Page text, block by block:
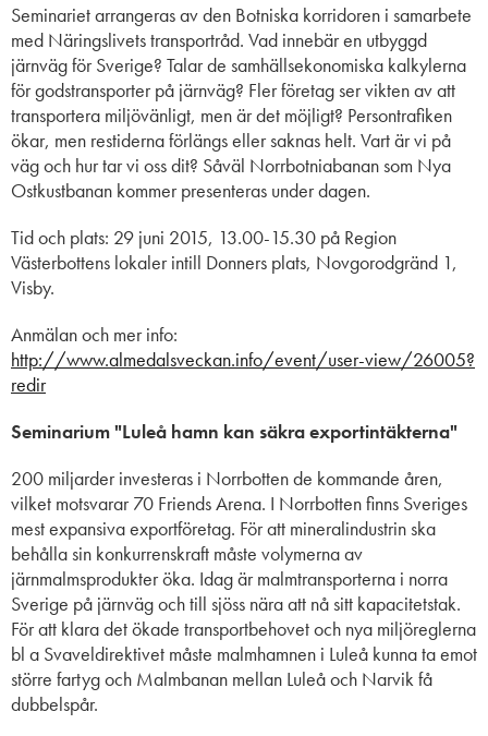
Seminariet arrangeras av den Botniska korridoren i samarbete
med Näringslivets transportråd. Vad innebär en utbyggd
järnväg för Sverige? Talar de samhällsekonomiska kalkylerna
för godstransporter på järnväg? Fler företag ser vikten av att
transportera miljövänligt, men är det möjligt? Persontrafiken
ökar, men restiderna förlängs eller saknas helt. Vart är vi på
väg och hur tar vi oss dit? Såväl Norrbotniabanan som Nya
Ostkustbanan kommer presenteras under dagen.
Tid och plats: 29 juni 2015, 13.00-15.30 på Region
Västerbottens lokaler intill Donners plats, Novgorodgränd 1,
Visby.
Anmälan och mer info:
http://www.almedalsveckan.info/event/user-view/26005?
redir
Seminarium "Luleå hamn kan säkra exportintäkterna"
200 miljarder investeras i Norrbotten de kommande åren,
vilket motsvarar 70 Friends Arena. I Norrbotten finns Sveriges
mest expansiva exportföretag. För att mineralindustrin ska
behålla sin konkurrenskraft måste volymerna av
järnmalmsprodukter öka. Idag är malmtransporterna i norra
Sverige på järnväg och till sjöss nära att nå sitt kapacitetstak.
För att klara det ökade transportbehovet och nya miljöreglerna
bl a Svaveldirektivet måste malmhamnen i Luleå kunna ta emot
större fartyg och Malmbanan mellan Luleå och Narvik få
dubbelspår.